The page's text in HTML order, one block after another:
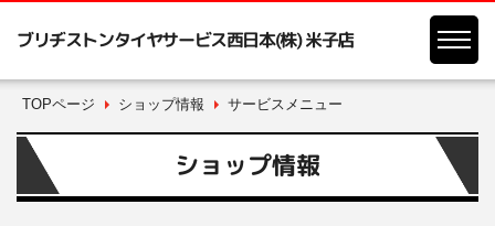
ブリヂストンタイヤサービス西日本(株) 米子店
TOPページ ショップ情報 サービスメニュー
ショップ情報